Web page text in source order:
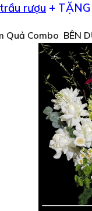
rượu +
Quả Combo BÊN